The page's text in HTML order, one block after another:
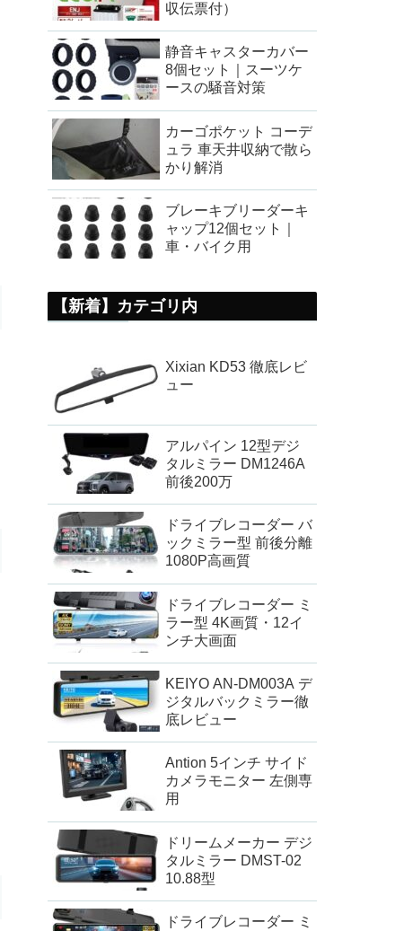
収伝票付）
静音キャスターカバー
8個セット｜スーツケ
ースの騒音対策
カーゴポケット コーデ
ュラ 車天井収納で散ら
かり解消
ブレーキブリーダーキ
ャップ12個セット｜
車・バイク用
【新着】カテゴリ内
Xixian KD53 徹底レビ
ュー
アルパイン 12型デジ
タルミラー DM1246A
前後200万
ドライブレコーダー バ
ックミラー型 前後分離
1080P高画質
ドライブレコーダー ミ
ラー型 4K画質・12イ
ンチ大画面
KEIYO AN-DM003A デ
ジタルバックミラー徹
底レビュー
Antion 5インチ サイド
カメラモニター 左側専
用
ドリームメーカー デジ
タルミラー DMST-02
10.88型
ドライブレコーダー ミ